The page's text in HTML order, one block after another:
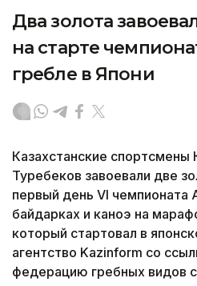
Два золота
на старте
гребле в Япони
Казахстанские спортсмены
Туребеков завоевали две
первый день VI чемпионата
байдарках и каноэ на
который стартовал в
агентство Kazinform со
федерацию гребных видов